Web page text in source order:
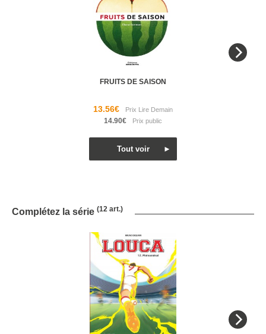
FRUITS DE SAISON
13.56€
14.90€
Complétez la série (12 art.)